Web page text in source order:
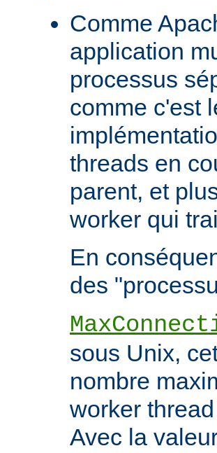
Comme
application
processus
comme c'est
threads en
parent, et
worker qui
En
des
sous Unix,
nombre
worker
Avec la